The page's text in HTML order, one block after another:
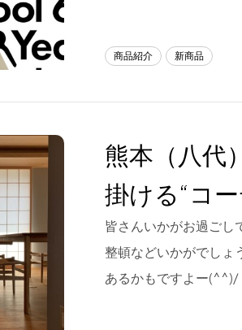
商品紹介 新商品
熊本（八代
掛ける“コ
皆さんいかがお過ごし
整頓などいかがでしょ
あるかもですよー(^^)/